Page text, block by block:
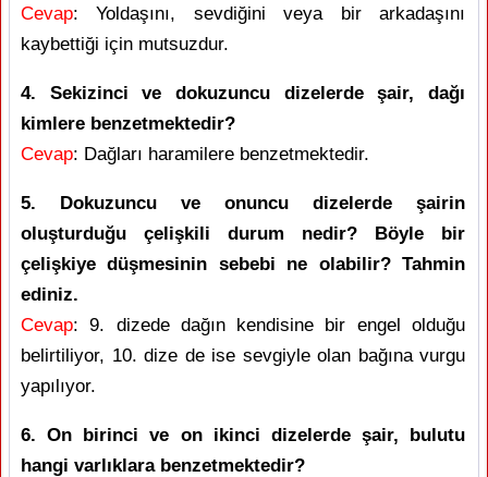
Cevap: Yoldaşını, sevdiğini veya bir arkadaşını
kaybettiği için mutsuzdur.
4. Sekizinci ve dokuzuncu dizelerde şair, dağı
kimlere benzetmektedir?
Cevap: Dağları haramilere benzetmektedir.
5. Dokuzuncu ve onuncu dizelerde şairin
oluşturduğu çelişkili durum nedir? Böyle bir
çelişkiye düşmesinin sebebi ne olabilir? Tahmin
ediniz.
Cevap: 9. dizede dağın kendisine bir engel olduğu
belirtiliyor, 10. dize de ise sevgiyle olan bağına vurgu
yapılıyor.
6. On birinci ve on ikinci dizelerde şair, bulutu
hangi varlıklara benzetmektedir?